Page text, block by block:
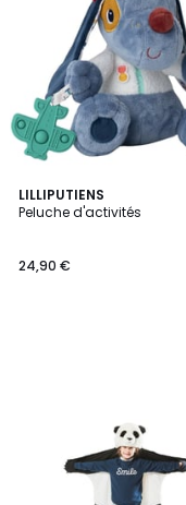
LILLIPUTIENS
Peluche d'activités
24,90 €